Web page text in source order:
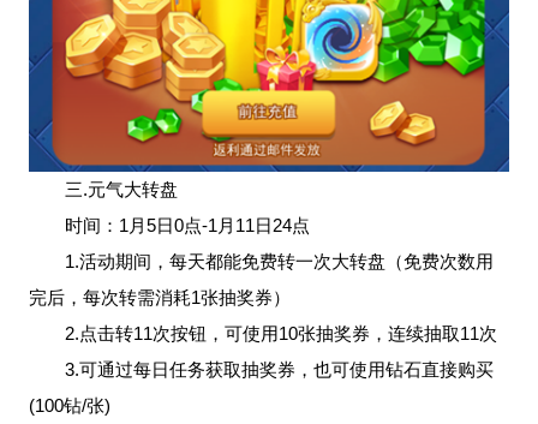
三.元气大转盘
时间：1月5日0点-1月11日24点
1.活动期间，每天都能免费转一次大转盘（免费次数用
完后，每次转需消耗1张抽奖券）
2.点击转11次按钮，可使用10张抽奖券，连续抽取11次
3.可通过每日任务获取抽奖券，也可使用钻石直接购买
(100钻/张)